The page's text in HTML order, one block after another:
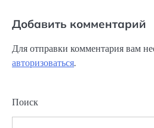
Добавить комментарий
Для отправки комментария вам
авторизоваться.
Поиск